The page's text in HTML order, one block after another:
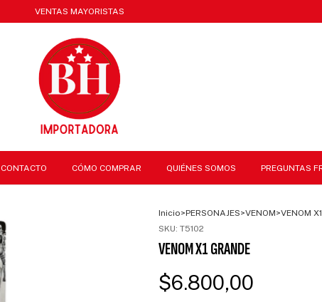
VENTAS MAYORISTAS
CONTACTO CÓMO COMPRAR QUIÉNES SOMOS PREGUNTAS
Inicio>PERSONAJES>VENOM>VENOM
SKU: T5102
VENOM X1 GRANDE
$6.800,00